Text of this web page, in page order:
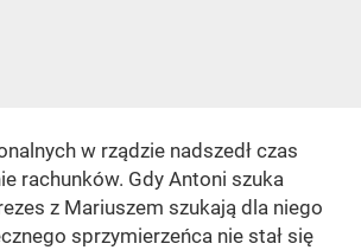
w rządzie nadszedł czas
rachunków. Gdy Antoni szuka
z Mariuszem szukają dla niego
sprzymierzeńca nie stał się